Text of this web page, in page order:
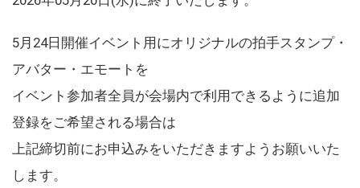
5月24日開催イベント用にオリジナルの拍手スタンプ・
アバター・エモートを
イベント参加者全員が会場内で利用できるように追加
登録をご希望される場合は
上記締切前にお申込みをいただきますようお願いいた
します。